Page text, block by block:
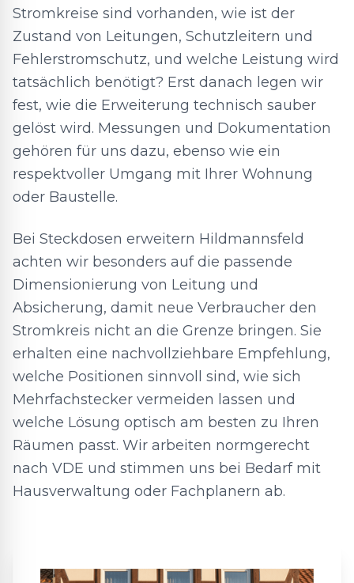
Stromkreise sind vorhanden, wie ist der
Zustand von Leitungen, Schutzleitern und
Fehlerstromschutz, und welche Leistung wird
tatsächlich benötigt? Erst danach legen wir
fest, wie die Erweiterung technisch sauber
gelöst wird. Messungen und Dokumentation
gehören für uns dazu, ebenso wie ein
respektvoller Umgang mit Ihrer Wohnung
oder Baustelle.
Bei Steckdosen erweitern Hildmannsfeld
achten wir besonders auf die passende
Dimensionierung von Leitung und
Absicherung, damit neue Verbraucher den
Stromkreis nicht an die Grenze bringen. Sie
erhalten eine nachvollziehbare Empfehlung,
welche Positionen sinnvoll sind, wie sich
Mehrfachstecker vermeiden lassen und
welche Lösung optisch am besten zu Ihren
Räumen passt. Wir arbeiten normgerecht
nach VDE und stimmen uns bei Bedarf mit
Hausverwaltung oder Fachplanern ab.